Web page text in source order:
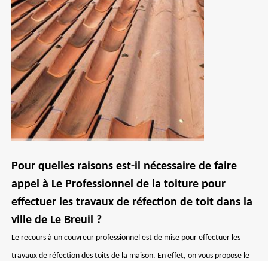
Pour quelles raisons est-il nécessaire de faire
appel à Le Professionnel de la toiture pour
effectuer les travaux de réfection de toit dans la
ville de Le Breuil ?
Le recours à un couvreur professionnel est de mise pour effectuer les
travaux de réfection des toits de la maison. En effet, on vous propose le